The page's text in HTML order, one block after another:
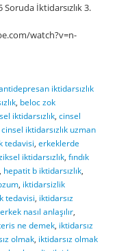
Soruda İktidarsızlık 3.
watch?v=n-
iktidarsızlık
, beloc zok
iktidarsızlık, cinsel
cinsel iktidarsızlık uzman
tedavisi, erkeklerde
iktidarsızlık, fındık
, hepatit b iktidarsızlık,
, iktidarsizlik
tedavisi, iktidarsız
nasıl anlaşılır,
ne demek, iktidarsız
olmak, iktidarsız olmak